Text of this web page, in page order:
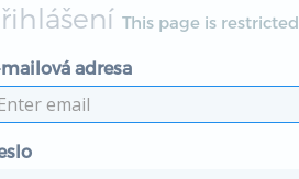
This page is restricted
adresa